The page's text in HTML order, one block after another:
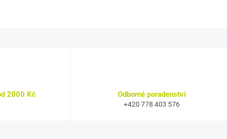
2000 Kč Odborné poradenství
+420 778 403 576